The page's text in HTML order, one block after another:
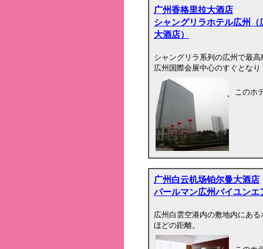
广州香格里拉大酒店
シャングリラホテル広州（
大酒店）
シャングリラ系列の広州で最
広州国際会展中心のすぐとなり
このホ
广州白云机场铂尔曼大酒店
パールマン広州バイユンエ
広州白雲空港内の敷地内にあ
ほどの距離。